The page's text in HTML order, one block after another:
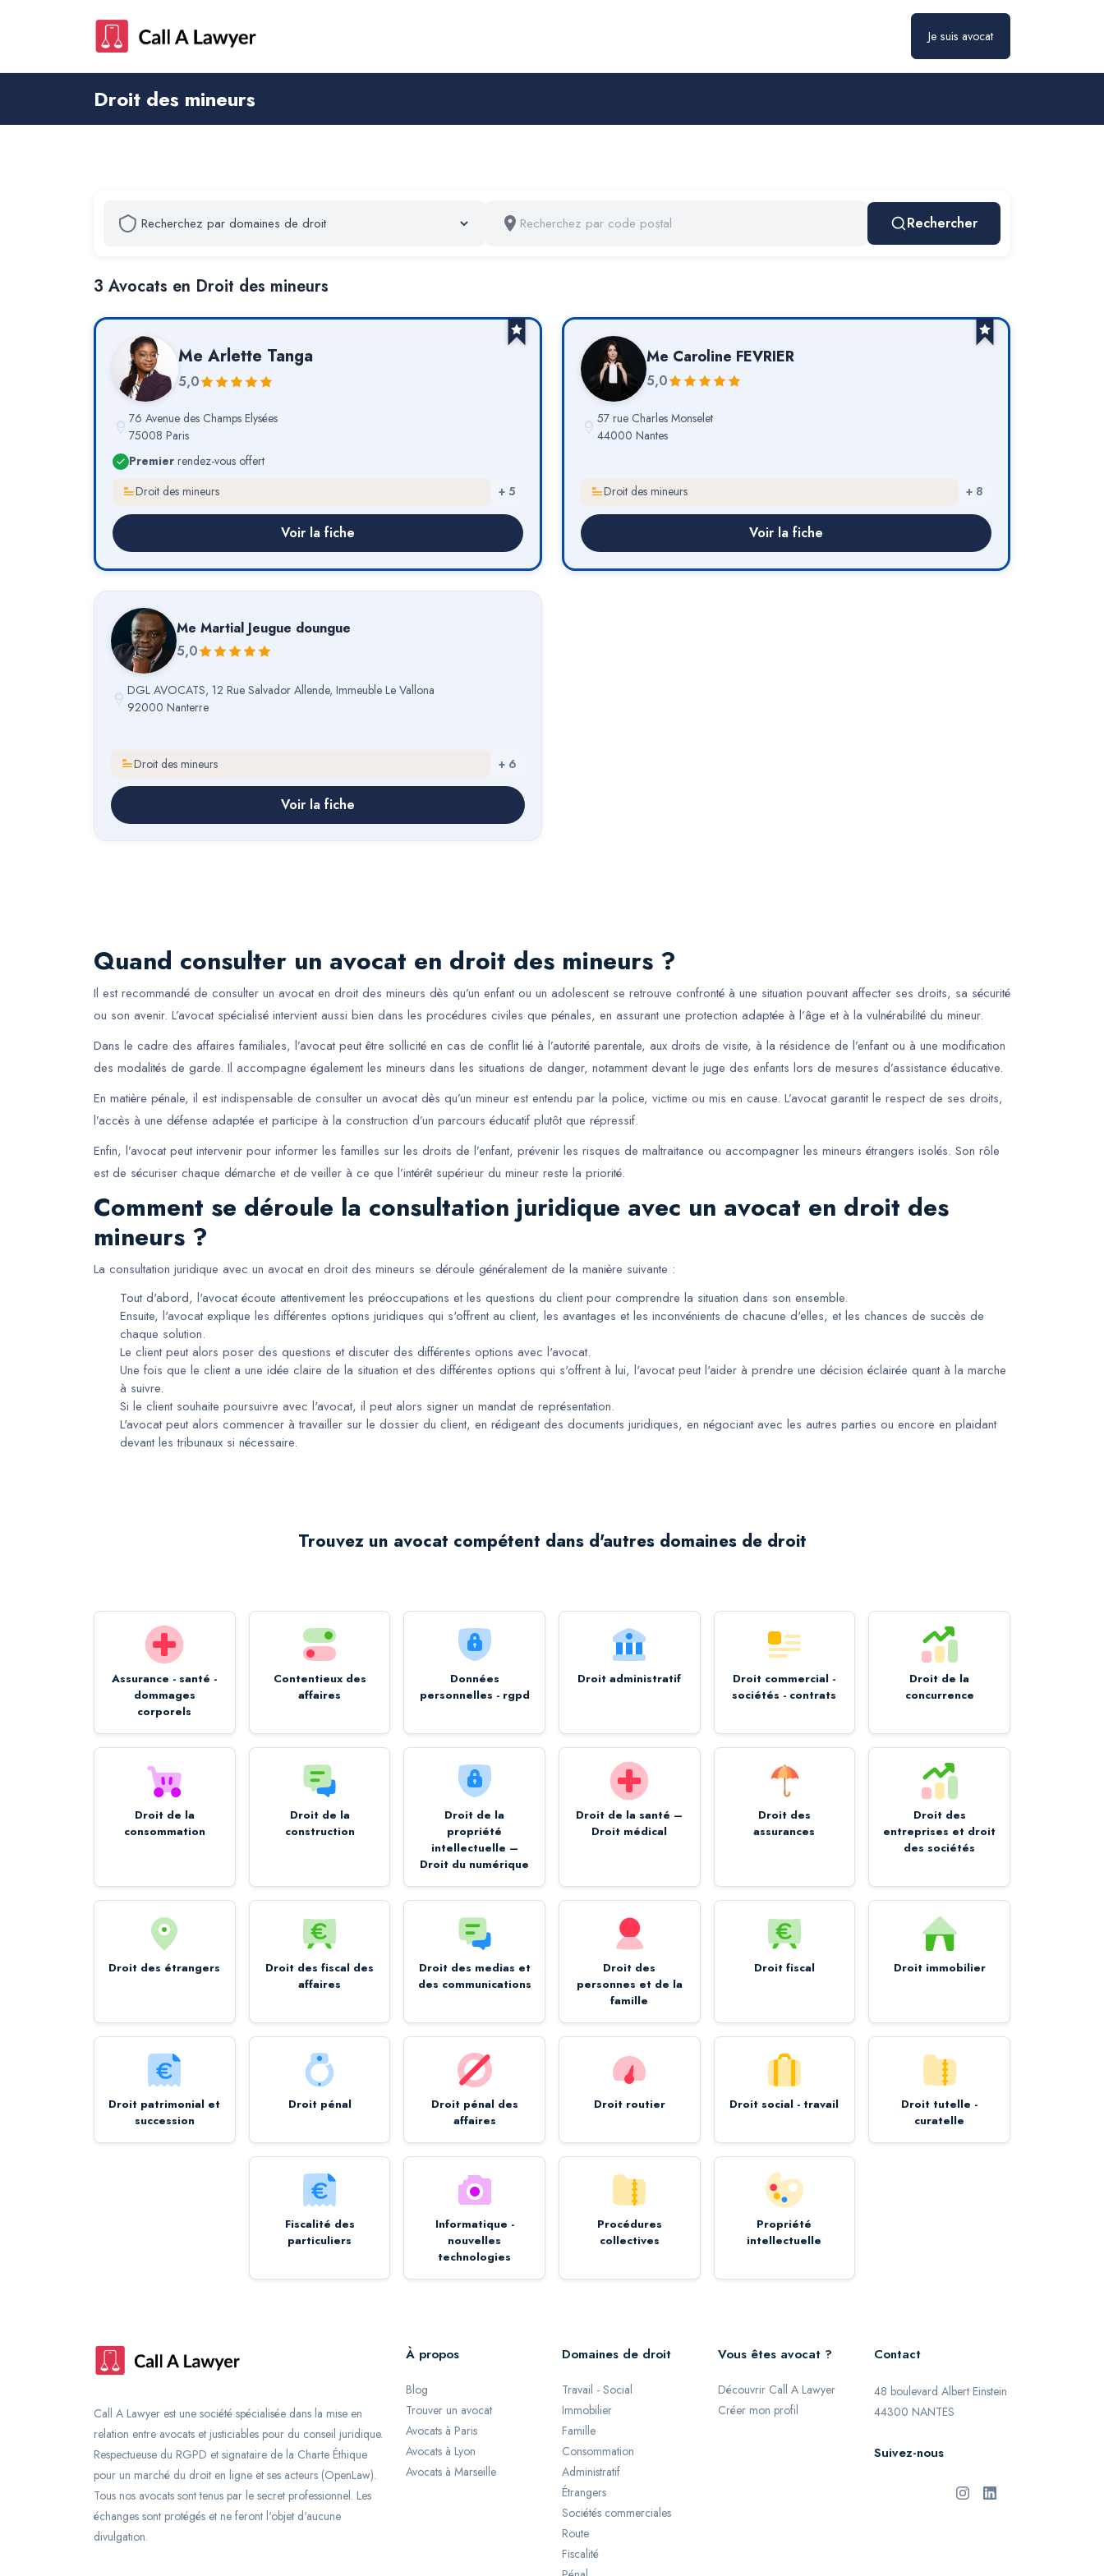
Je suis avocat
Droit des mineurs
Rechercher
3 Avocats en Droit des mineurs
Me Arlette Tanga
5,0
76 Avenue des Champs Elysées
75008 Paris
Premier rendez-vous offert
Droit des mineurs
+ 5
Voir la fiche
Me Caroline FEVRIER
5,0
57 rue Charles Monselet
44000 Nantes
Droit des mineurs + 8
Voir la fiche
Me Martial Jeugue doungue
5,0
DGL AVOCATS, 12 Rue Salvador Allende, Immeuble Le Vallona
92000 Nanterre
Droit des mineurs + 6
Voir la fiche
Quand consulter un avocat en droit des mineurs ?
Il est recommandé de consulter un avocat en droit des mineurs dès qu’un enfant ou un adolescent se retrouve confronté à une situation pouvant affecter ses droits, sa sécurité
ou son avenir. L’avocat spécialisé intervient aussi bien dans les procédures civiles que pénales, en assurant une protection adaptée à l’âge et à la vulnérabilité du mineur.
Dans le cadre des affaires familiales, l’avocat peut être sollicité en cas de conflit lié à l’autorité parentale, aux droits de visite, à la résidence de l’enfant ou à une modification
des modalités de garde. Il accompagne également les mineurs dans les situations de danger, notamment devant le juge des enfants lors de mesures d’assistance éducative.
En matière pénale, il est indispensable de consulter un avocat dès qu’un mineur est entendu par la police, victime ou mis en cause. L’avocat garantit le respect de ses droits,
l’accès à une défense adaptée et participe à la construction d’un parcours éducatif plutôt que répressif.
Enfin, l’avocat peut intervenir pour informer les familles sur les droits de l’enfant, prévenir les risques de maltraitance ou accompagner les mineurs étrangers isolés. Son rôle
est de sécuriser chaque démarche et de veiller à ce que l’intérêt supérieur du mineur reste la priorité.
Comment se déroule la consultation juridique avec un avocat en droit des
mineurs ?
La consultation juridique avec un avocat en droit des mineurs se déroule généralement de la manière suivante :
Tout d'abord, l'avocat écoute attentivement les préoccupations et les questions du client pour comprendre la situation dans son ensemble.
Ensuite, l'avocat explique les différentes options juridiques qui s'offrent au client, les avantages et les inconvénients de chacune d'elles, et les chances de succès de
chaque solution.
Le client peut alors poser des questions et discuter des différentes options avec l'avocat.
Une fois que le client a une idée claire de la situation et des différentes options qui s'offrent à lui, l'avocat peut l'aider à prendre une décision éclairée quant à la marche
à suivre.
Si le client souhaite poursuivre avec l'avocat, il peut alors signer un mandat de représentation.
L'avocat peut alors commencer à travailler sur le dossier du client, en rédigeant des documents juridiques, en négociant avec les autres parties ou encore en plaidant
devant les tribunaux si nécessaire.
Trouvez un avocat compétent dans d'autres domaines de droit
Assurance - santé -
dommages
corporels
Contentieux des
affaires
Données
personnelles - rgpd
Droit administratif
Droit commercial -
sociétés - contrats
Droit de la
concurrence
Droit de la
consommation
Droit de la
construction
Droit de la
propriété
intellectuelle –
Droit du numérique
Droit de la santé –
Droit médical
Droit des
assurances
Droit des
entreprises et droit
des sociétés
Droit des étrangers
Droit des fiscal des
affaires
Droit des medias et
des communications
Droit des
personnes et de la
famille
Droit fiscal Droit immobilier
Droit patrimonial et
succession
Droit pénal
Droit pénal des
affaires
Droit routier Droit social - travail
Droit tutelle -
curatelle
Fiscalité des
particuliers
Informatique -
nouvelles
technologies
Procédures
collectives
Propriété
intellectuelle
Call A Lawyer est une société spécialisée dans la mise en
relation entre avocats et justiciables pour du conseil juridique.
Respectueuse du RGPD et signataire de la Charte Éthique
pour un marché du droit en ligne et ses acteurs (OpenLaw).
Tous nos avocats sont tenus par le secret professionnel. Les
échanges sont protégés et ne feront l'objet d'aucune
divulgation.
À propos
Blog
Trouver un avocat
Avocats à Paris
Avocats à Lyon
Avocats à Marseille
Domaines de droit
Travail - Social
Immobilier
Famille
Consommation
Administratif
Étrangers
Sociétés commerciales
Route
Fiscalité
Vous êtes avocat ?
Découvrir Call A Lawyer
Créer mon profil
Contact
48 boulevard Albert Einstein
44300 NANTES
Suivez-nous